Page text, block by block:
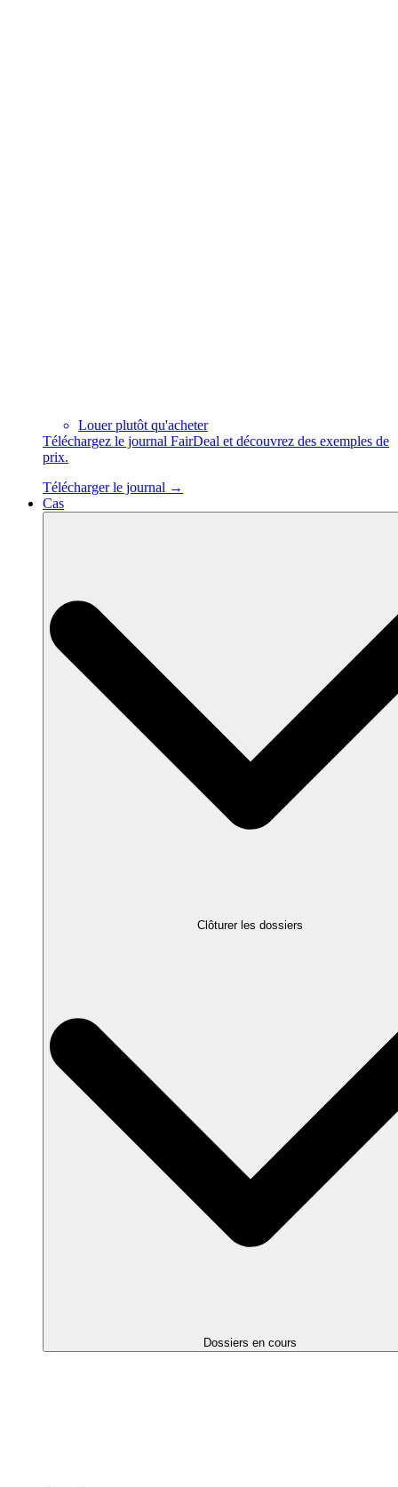
Louer plutôt qu'acheter
Téléchargez le journal FairDeal et découvrez des exemples de
prix.
Télécharger le journal →
Cas
Clôturer les dossiers
Dossiers en cours